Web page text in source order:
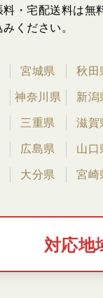
・宅配送料は無
ください。
宮城県 秋田
神奈川県 新潟
三重県 滋賀
広島県 山口
大分県 宮崎
対応地